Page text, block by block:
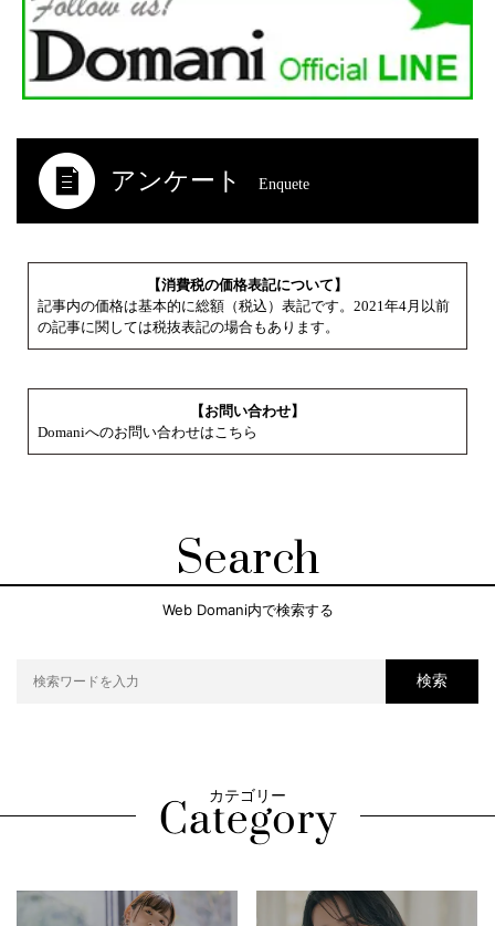
アンケート Enquete
【消費税の価格表記について】
記事内の価格は基本的に総額（税込）表記です。2021年4月以前
の記事に関しては税抜表記の場合もあります。
【お問い合わせ】
Domaniへのお問い合わせはこちら
Search
Web Domani内で検索する
検索
カテゴリー